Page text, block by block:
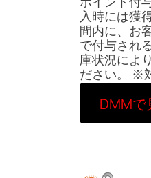
入時には獲
間内に、お
で付与され
庫状況によ
ださい。 ※
い。 対象
DMMで